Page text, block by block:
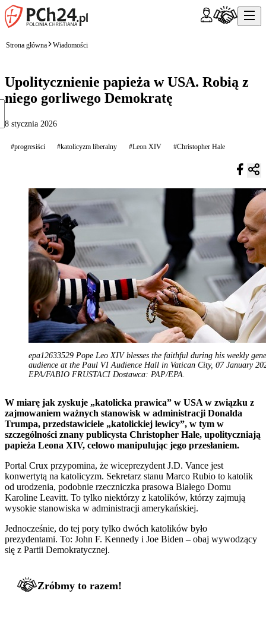
Strona główna Wiadomości
Upolitycznienie papieża w USA. Robią z
niego gorliwego Demokratę
8 stycznia 2026
#progresiści #katolicyzm liberalny #Leon XIV #Christopher Hale
epa12633529 Pope Leo XIV blesses the faithful during his weekly
audience at the Paul VI Audience Hall in Vatican City, 07 January
EPA/FABIO FRUSTACI Dostawca: PAP/EPA.
W miarę jak zyskuje „katolicka prawica” w USA w związku z
zajmowaniem ważnych stanowisk w administracji Donalda
Trumpa, przedstawiciele „katolickiej lewicy”, w tym w
szczególności znany publicysta Christopher Hale, upolityczniają
papieża Leona XIV, celowo manipulując jego przesłaniem.
Portal Crux przypomina, że wiceprezydent J.D. Vance jest
konwertytą na katolicyzm. Sekretarz stanu Marco Rubio to katolik
od urodzenia, podobnie rzeczniczka prasowa Białego Domu
Karoline Leavitt. To tylko niektórzy z katolików, którzy zajmują
wysokie stanowiska w administracji amerykańskiej.
Jednocześnie, do tej pory tylko dwóch katolików było
prezydentami. To: John F. Kennedy i Joe Biden – obaj wywodzący
się z Partii Demokratycznej.
Zróbmy to razem!